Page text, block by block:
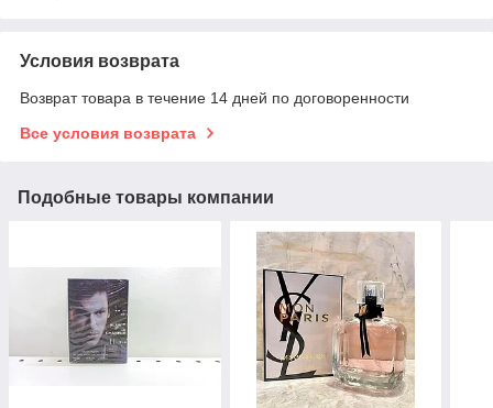
Условия возврата
Возврат товара в течение 14 дней по договоренности
Все условия возврата
Подобные товары компании